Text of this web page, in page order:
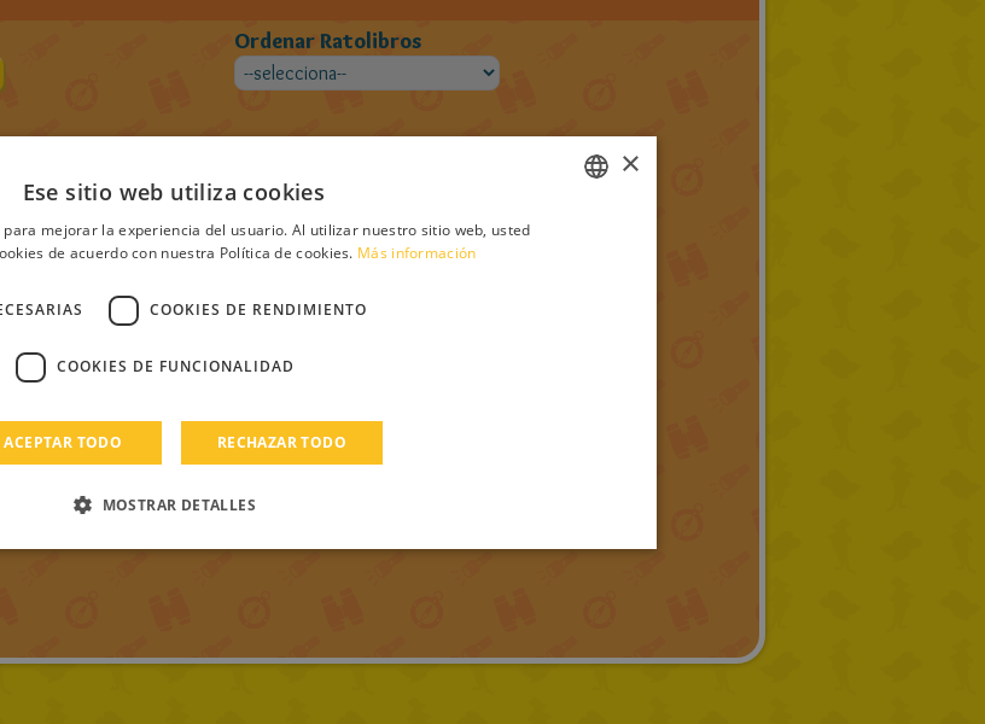
Ordenar Ratolibros
Piruleta
TURKISH
×
Ese sitio web utiliza cookies
para mejorar la experiencia del usuario. Al utilizar nuestro sitio web, usted
de acuerdo con nuestra Política de cookies. Más información
COOKIES DE RENDIMIENTO
COOKIES DE FUNCIONALIDAD
ACEPTAR TODO RECHAZAR TODO
MOSTRAR DETALLES